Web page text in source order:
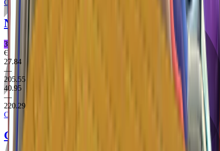
Clutch Case
Nova
Заборонене Дробовик
Є StatTrak
27.84
—
205.55
40.95
—
220.29
Clutch Case
Glock-18